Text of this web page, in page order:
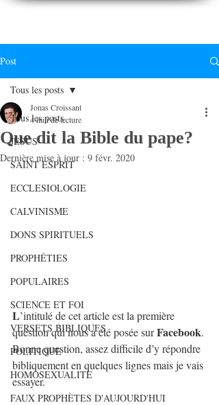
Post
Tous les posts
JESUS
SAINT ESPRIT
ECCLESIOLOGIE
CALVINISME
DONS SPIRITUELS
PROPHÉTIES
POPULAIRES
SCIENCE ET FOI
VERSETS BIBLIQUES
POLITIQUE
HOMOSEXUALITE
FAUX PROPHÈTES D'AUJOURD'HUI
Tous les posts
Que dit la Bible du pape?
Jonas Croissant
4 min de lecture
Dernière mise à jour : 9 févr. 2020
L’intitulé de cet article est la première
question qui nous a été posée sur Facebook.
Bonne question, assez difficile d’y répondre
bibliquement en quelques lignes mais je vais
essayer.